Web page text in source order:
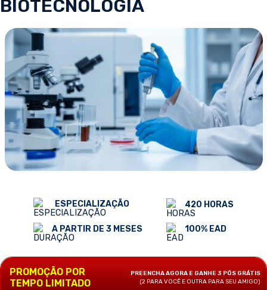
BIOTECNOLOGIA
ESPECIALIZAÇÃO
A PARTIR DE 3 MESES
420 HORAS
100% EAD
PROMOÇÃO POR
TEMPO LIMITADO
PREENCHA AGORA E GANHE 3 PÓS GRÁTIS
(2 PARA VOCÊ E OUTRA PARA SEU AMIGO)